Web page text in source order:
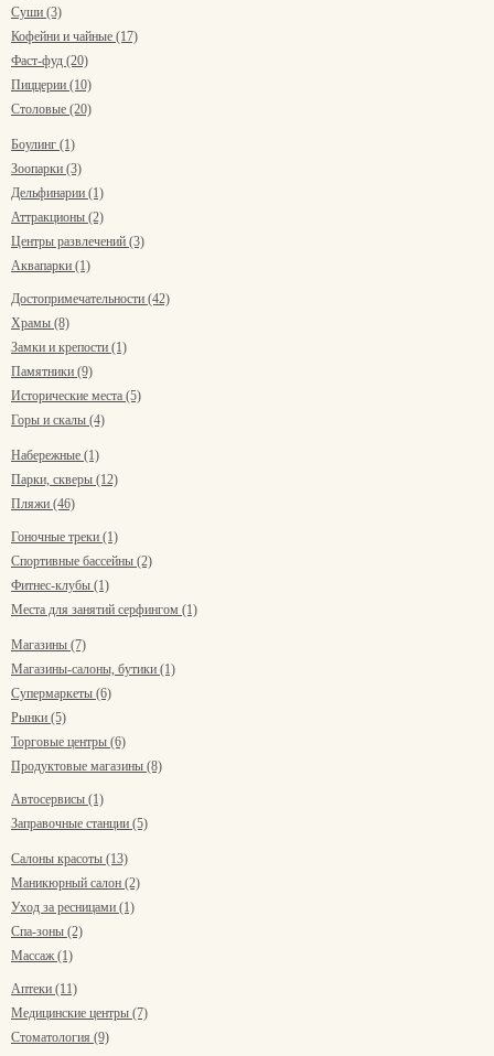
Суши (3)
Кофейни и чайные (17)
Фаст-фуд (20)
Пиццерии (10)
Столовые (20)
Боулинг (1)
Зоопарки (3)
Дельфинарии (1)
Аттракционы (2)
Центры развлечений (3)
Аквапарки (1)
Достопримечательности (42)
Храмы (8)
Замки и крепости (1)
Памятники (9)
Исторические места (5)
Горы и скалы (4)
Набережные (1)
Парки, скверы (12)
Пляжи (46)
Гоночные треки (1)
Спортивные бассейны (2)
Фитнес-клубы (1)
Места для занятий серфингом (1)
Магазины (7)
Магазины-салоны, бутики (1)
Супермаркеты (6)
Рынки (5)
Торговые центры (6)
Продуктовые магазины (8)
Автосервисы (1)
Заправочные станции (5)
Салоны красоты (13)
Маникюрный салон (2)
Уход за ресницами (1)
Спа-зоны (2)
Массаж (1)
Аптеки (11)
Медицинские центры (7)
Стоматология (9)